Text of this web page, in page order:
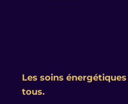
Les soins énergétiques
tous.